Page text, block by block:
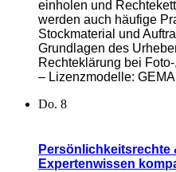
einholen und
werden auch häufige
Stockmaterial und
Grundlagen des
Rechteklärung bei
– Lizenzmodelle:
Do. 8
Persönlichkeitsrechte
Expertenwissen